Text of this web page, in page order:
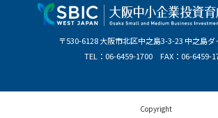
〒530-6128 大阪市北区中之島3-3-23 中之島ダ
TEL：06-6459-1700 FAX：06-6459-
Copyright